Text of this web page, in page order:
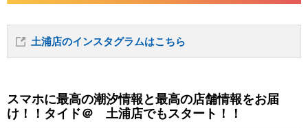
土浦店のインスタグラムはこちら
スマホに最高の潮汐情報と最高の店舗情報をお届
け！！タイド＠ 土浦店でもスタート！！